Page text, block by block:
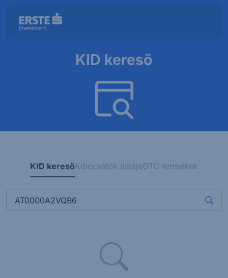
KID kereső
KID keresőKibocsátók listájaOTC termékek